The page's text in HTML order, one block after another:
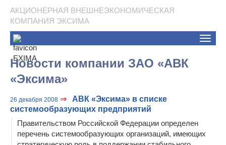
АКЦИОНЕРНАЯ ВНЕШНЕЭКОНОМИЧЕСКАЯ
КОМПАНИЯ ЭКСИМА
Toggle
Новости компании ЗАО «АВК
«Эксима»
26 декабря 2008 ⇒
АВК «Эксима» в списке
системообразующих предприятий
Правительством Российской Федерации определен
перечень системообразующих организаций, имеющих